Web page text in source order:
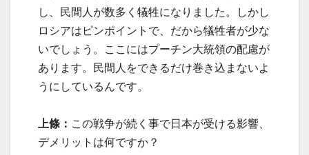
し、民間人が数多く犠牲になりました。しかし
ロシアはピンポイントで、だから犠牲者が少な
いでしょう。ここにはプーチン大統領の配慮が
あります。民間人をできるだけ巻き込まないよ
うにしているんです。
上條： この戦争が続く事で日本が受ける影響、
デメリットは何ですか？